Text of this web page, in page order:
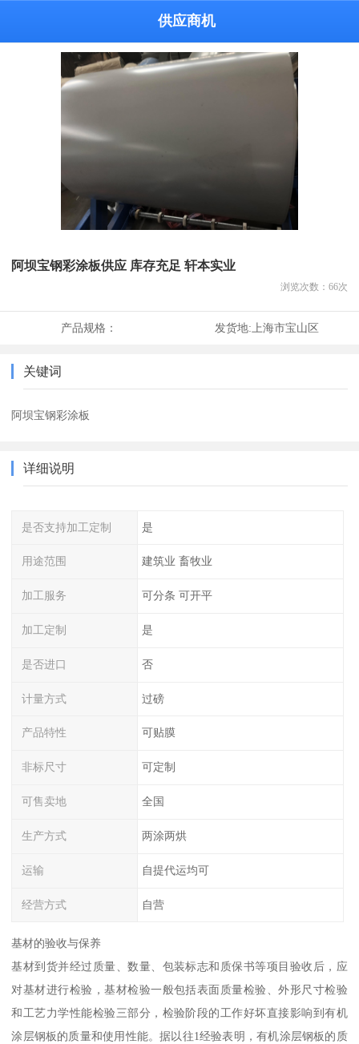
供应商机
阿坝宝钢彩涂板供应 库存充足 轩本实业
浏览次数： 66次
产品规格： 发货地:上海市宝山区
关键词
阿坝宝钢彩涂板
详细说明
是否支持加工定制 是
用途范围 建筑业 畜牧业
加工服务 可分条 可开平
加工定制 是
是否进口 否
计量方式 过磅
产品特性 可贴膜
非标尺寸 可定制
可售卖地 全国
生产方式 两涂两烘
运输 自提代运均可
经营方式 自营
基材的验收与保养
基材到货并经过质量、数量、包装标志和质保书等项目验收后，应
对基材进行检验，基材检验一般包括表面质量检验、外形尺寸检验
和工艺力学性能检验三部分，检验阶段的工作好坏直接影响到有机
涂层钢板的质量和使用性能。据以往1经验表明，有机涂层钢板的质